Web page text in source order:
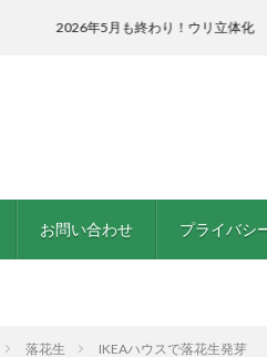
お問い合わせ プライバシ
年5月も終わり！ウリ立体化
落花生 IKEAハウスで落花生発芽